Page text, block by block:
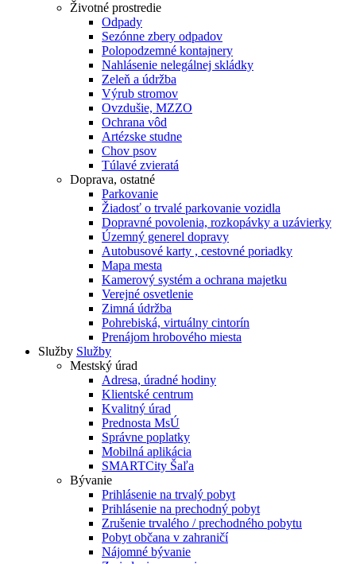
Životné prostredie
Odpady
Sezónne zbery odpadov
Polopodzemné kontajnery
Nahlásenie nelegálnej skládky
Zeleň a údržba
Výrub stromov
Ovzdušie, MZZO
Ochrana vôd
Artézske studne
Chov psov
Túlavé zvieratá
Doprava, ostatné
Parkovanie
Žiadosť o trvalé parkovanie vozidla
Dopravné povolenia, rozkopávky a uzávierky
Územný generel dopravy
Autobusové karty , cestovné poriadky
Mapa mesta
Kamerový systém a ochrana majetku
Verejné osvetlenie
Zimná údržba
Pohrebiská, virtuálny cintorín
Prenájom hrobového miesta
Služby Služby
Mestský úrad
Adresa, úradné hodiny
Klientské centrum
Kvalitný úrad
Prednosta MsÚ
Správne poplatky
Mobilná aplikácia
SMARTCity Šaľa
Bývanie
Prihlásenie na trvalý pobyt
Prihlásenie na prechodný pobyt
Zrušenie trvalého / prechodného pobytu
Pobyt občana v zahraničí
Nájomné bývanie